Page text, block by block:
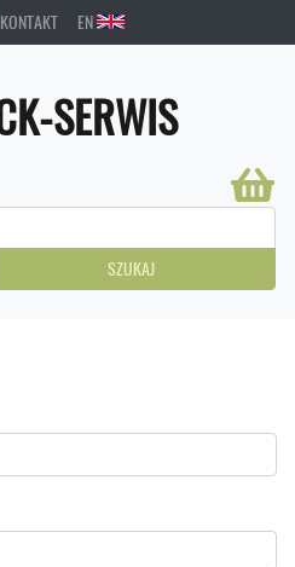
KONTAKT EN
SERWIS
SZUKAJ